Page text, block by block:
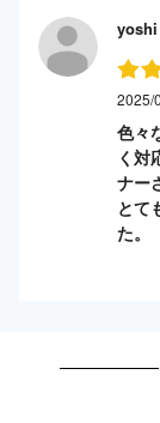
yoshi
2025/
色々
く対
ナー
とて
た。